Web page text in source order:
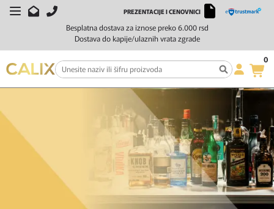
Besplatna dostava za iznose preko 6.000 rsd
Dostava do kapije/ulaznih vrata zgrade
PREZENTACIJE I CENOVNICI
0
FILTERI
SORTIRAJ